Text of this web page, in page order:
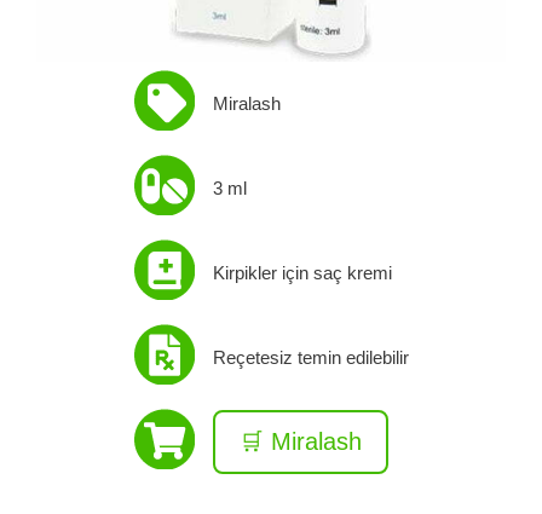
Miralash
3 ml
Kirpikler için saç kremi
Reçetesiz temin edilebilir
🛒 Miralash